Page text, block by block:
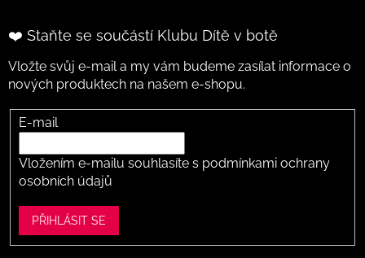
❤️ Staňte se součástí Klubu Dítě v botě
Vložte svůj e-mail a my vám budeme zasílat informace o
nových produktech na našem e-shopu.
E-mail
Vložením e-mailu souhlasíte s podmínkami ochrany
osobních údajů
PŘIHLÁSIT SE